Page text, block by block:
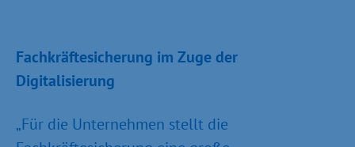
Fachkräftesicherung im Zuge der
Digitalisierung
„Für die Unternehmen stellt die